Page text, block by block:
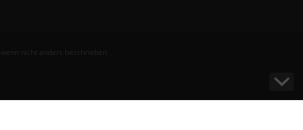
nicht anders beschrieben